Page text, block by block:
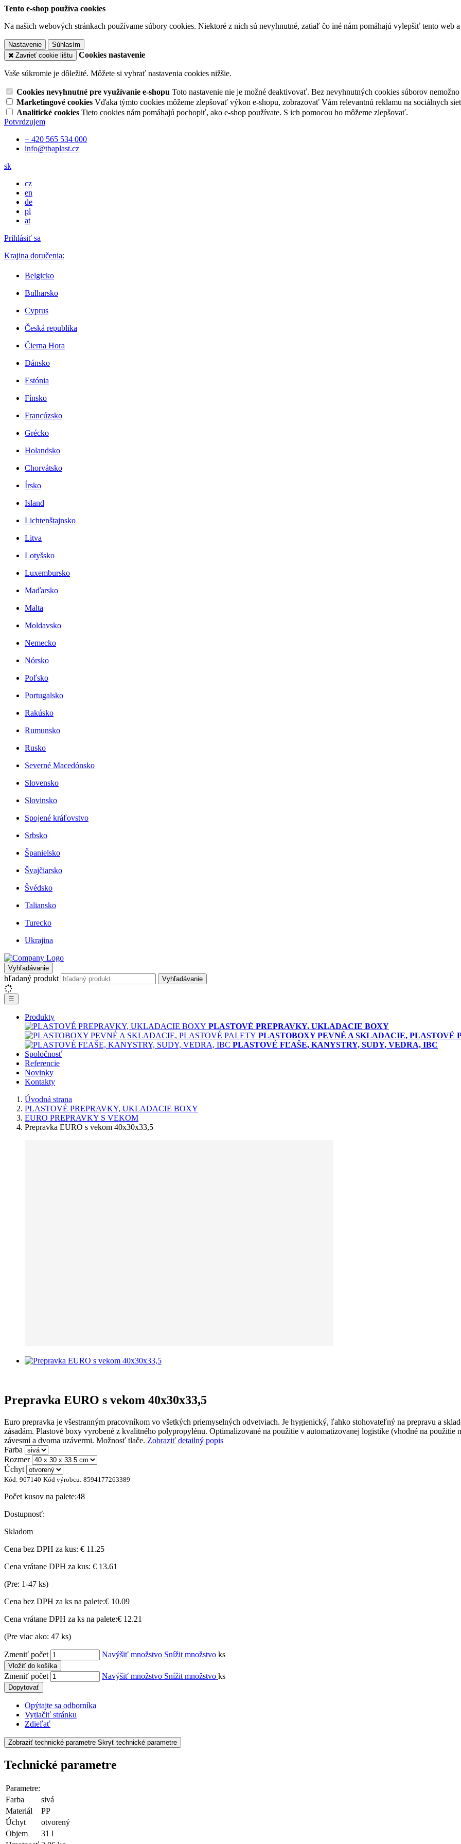
Tento e-shop používa cookies
Na našich webových stránkach používame súbory cookies. Niektoré z nich sú nevyhnutné, zatiaľ čo iné nám pomáhajú vylepšiť tento web
Nastavenie
Súhlasím
Zavrieť cookie lištu
Cookies nastavenie
Vaše súkromie je dôležité. Môžete si vybrať nastavenia cookies nižšie.
Cookies nevyhnutné pre využívanie e-shopu Toto nastavenie nie je možné deaktivovať. Bez nevyhnutných cookies súborov
Marketingové cookies Vďaka týmto cookies môžeme zlepšovať výkon e-shopu, zobrazovať Vám relevantnú reklamu na sociálnych
Analitické cookies Tieto cookies nám pomáhajú pochopiť, ako e-shop používate. S ich pomocou ho môžeme zlepšovať.
Potvrdzujem
+ 420 565 534 000
info@tbaplast.cz
sk
cz
en
de
pl
at
Prihlásiť sa
Krajina doručenia:
Belgicko
Bulharsko
Cyprus
Česká republika
Čierna Hora
Dánsko
Estónia
Fínsko
Francúzsko
Grécko
Holandsko
Chorvátsko
Írsko
Island
Lichtenštajnsko
Litva
Lotyšsko
Luxembursko
Maďarsko
Malta
Moldavsko
Nemecko
Nórsko
Poľsko
Portugalsko
Rakúsko
Rumunsko
Rusko
Severné Macedónsko
Slovensko
Slovinsko
Spojené kráľovstvo
Srbsko
Španielsko
Švajčiarsko
Švédsko
Taliansko
Turecko
Ukrajina
Vyhľadávanie
hľadaný produkt Vyhľadávanie
☰
Produkty
PLASTOVÉ PREPRAVKY, UKLADACIE BOXY
PLASTOBOXY PEVNÉ A SKLADACIE, PLASTOVÉ
PLASTOVÉ FĽAŠE, KANYSTRY, SUDY, VEDRA, IBC
Spoločnosť
Referencie
Novinky
Kontakty
Úvodná strana
PLASTOVÉ PREPRAVKY, UKLADACIE BOXY
EURO PREPRAVKY S VEKOM
Prepravka EURO s vekom 40x30x33,5
Prepravka EURO s vekom 40x30x33,5
Euro prepravka je všestranným pracovníkom vo všetkých priemyselných odvetviach. Je hygienický, ľahko stohovateľný na prepravu a
zásadám. Plastové boxy vyrobené z kvalitného polypropylénu. Optimalizované na použitie v automatizovanej logistike (vhodné na
závesmi a dvoma uzávermi. Možnosť tlače. Zobraziť detailný popis
Farba
Rozmer
Úchyt
Kód: 967140 Kód výrobcu: 8594177263389
Počet kusov na palete:48
Dostupnosť:
Skladom
Cena bez DPH za kus: € 11.25
Cena vrátane DPH za kus: € 13.61
(Pre: 1-47 ks)
Cena bez DPH za ks na palete:€ 10.09
Cena vrátane DPH za ks na palete:€ 12.21
(Pre viac ako: 47 ks)
Zmeniť počet Navýšiť množstvo Snížit množstvo ks
Vložiť do košíka
Zmeniť počet Navýšiť množstvo Snížit množstvo ks
Dopytovať
Opýtajte sa odborníka
Vytlačiť stránku
Zdieľať
Zobraziť technické parametre Skryť technické parametre
Technické parametre
Parametre:
Farba
sivá
Materiál
PP
Úchyt
otvorený
Objem
31 l